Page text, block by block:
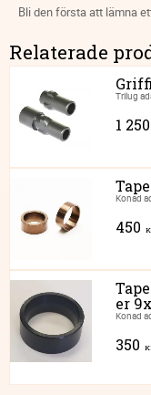
Bli den första att lämna
Relaterade
Trilug
1 250
Konad
450
er
Konad
350